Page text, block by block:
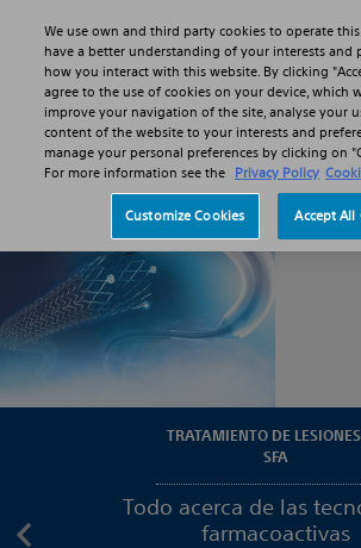
Skip to main content
Skip to search
Especialidades Médicas Cirugía Vascular
TRATAMIENTO DE
SFA
Todo acerca de las
farmacoactivas
We use own and third party cookies to operate
have a better understanding of your interests and
how you interact with this website. By clicking
agree to the use of cookies on your device, which
improve your navigation of the site, analyse your
content of the website to your interests and
manage your personal preferences by clicking on
For more information see the Privacy Policy
Customize Cookies Accept All